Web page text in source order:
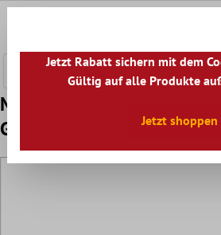
Muster von Wandfliesen
Gewellt Beige 6x24cm
Jetzt Rabatt sichern mit dem
Gültig auf alle Produkte
Jetzt shoppen